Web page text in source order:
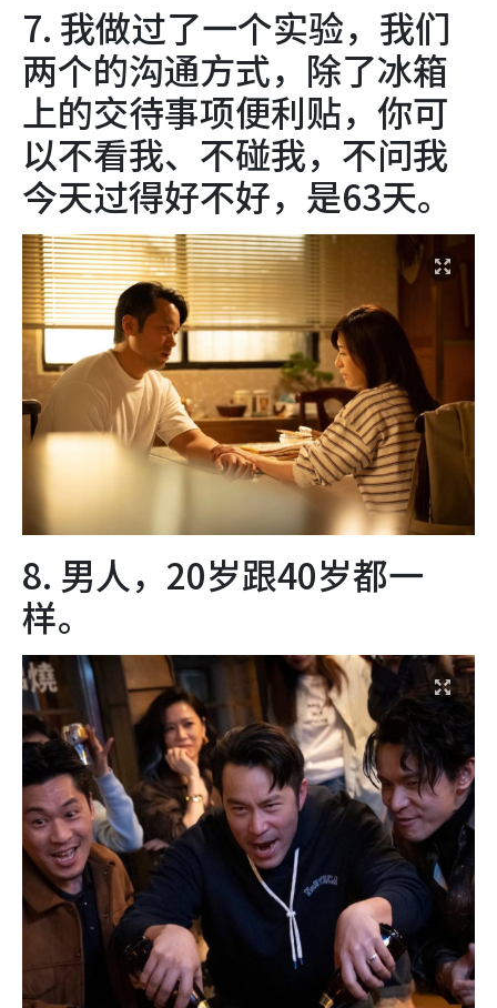
7. 我做过了一个实验，我们
两个的沟通方式，除了冰箱
上的交待事项便利贴，你可
以不看我、不碰我，不问我
今天过得好不好，是63天。
8. 男人，20岁跟40岁都一
样。